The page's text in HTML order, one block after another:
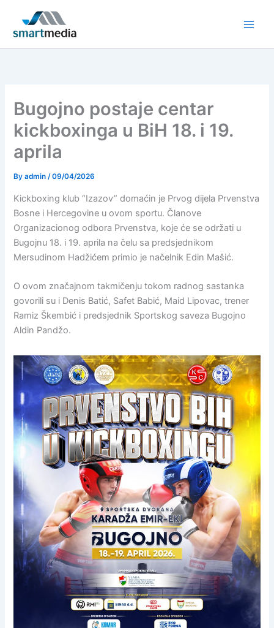
content
Bugojno postaje centar
kickboxinga u BiH 18. i 19.
aprila
Byadmin/09/04/2026
Kickboxing klub “Izazov” domaćin je Prvog dijela Prvenstva
Bosne i Hercegovine u ovom sportu. Članove
Organizacionog odbora Prvenstva, koje će se održati u
Bugojnu 18. i 19. aprila na čelu sa predsjednikom
Mersudinom Hadžićem primio je načelnik Edin Mašić.
O ovom značajnom takmičenju tokom radnog sastanka
govorili su i Denis Batić, Safet Babić, Maid Lipovac, trener
Ramiz Škembić i predsjednik Sportskog saveza Bugojno
Aldin Pandžo.